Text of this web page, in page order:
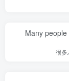
Many
很多